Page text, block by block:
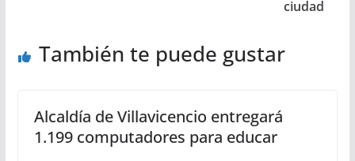
ciudad
También te puede gustar
Alcaldía de Villavicencio entregará
1.199 computadores para educar